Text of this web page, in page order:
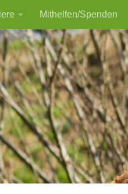
Mithelfen/Spenden